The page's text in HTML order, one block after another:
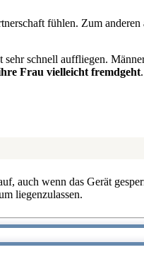
fühlen. Zum
schnell auffliegen.
Frau vielleicht fremdgeht.
auch wenn das Gerät
liegenzulassen.